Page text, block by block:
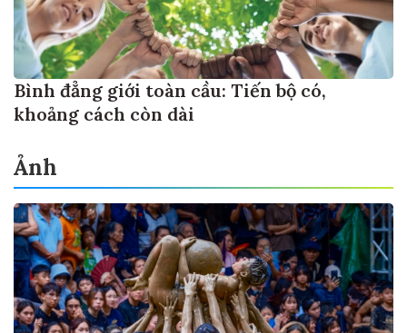
Bình đẳng giới toàn cầu: Tiến bộ có,
khoảng cách còn dài
Ảnh